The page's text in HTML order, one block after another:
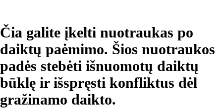
Čia galite įkelti nuotraukas po
daiktų paėmimo. Šios nuotraukos
padės stebėti išnuomotų daiktų
būklę ir išspręsti konfliktus dėl
gražinamo daikto.